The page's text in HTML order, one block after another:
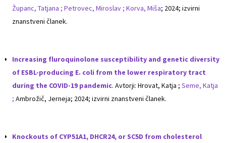
Županc, Tatjana ; Petrovec, Miroslav ; Korva, Miša; 2024; izvirni
znanstveni članek.
Increasing fluroquinolone susceptibility and genetic diversity
of ESBL-producing E. coli from the lower respiratory tract
during the COVID-19 pandemic. Avtorji: Hrovat, Katja ; Seme, Katja
; Ambrožič, Jerneja; 2024; izvirni znanstveni članek.
Knockouts of CYP51A1, DHCR24, or SC5D from cholesterol